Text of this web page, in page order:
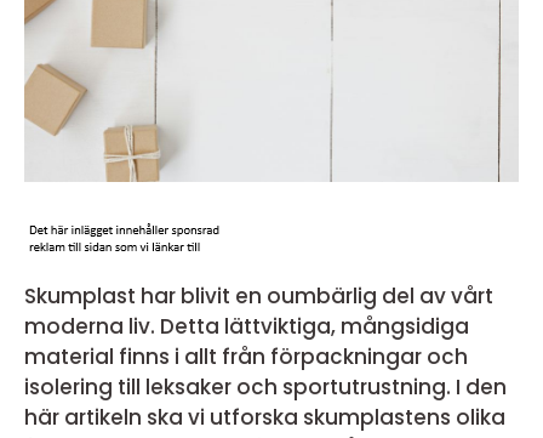
Skumplast har blivit en oumbärlig del av vårt
moderna liv. Detta lättviktiga, mångsidiga
material finns i allt från förpackningar och
isolering till leksaker och sportutrustning. I den
här artikeln ska vi utforska skumplastens olika